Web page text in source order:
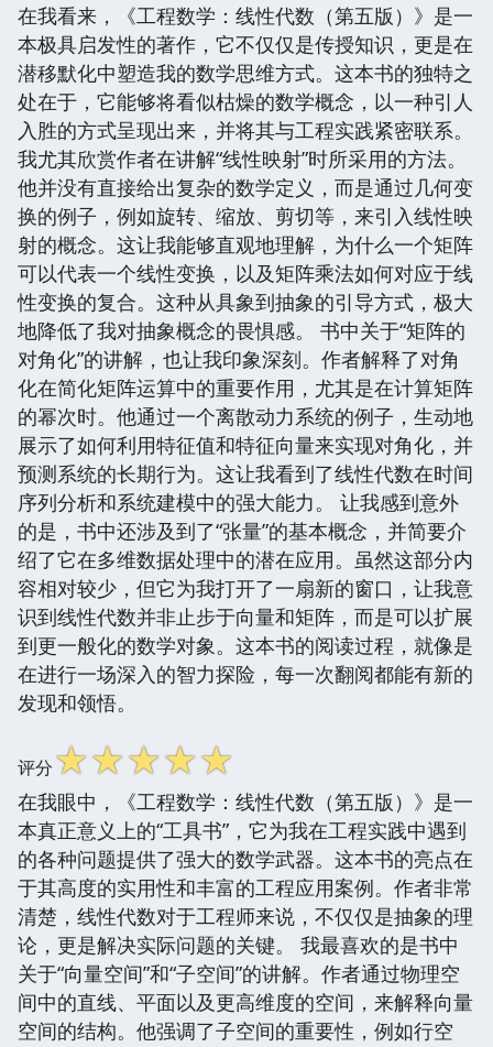
在我看来，《工程数学：线性代数（第五版）》是一
本极具启发性的著作，它不仅仅是传授知识，更是在
潜移默化中塑造我的数学思维方式。这本书的独特之
处在于，它能够将看似枯燥的数学概念，以一种引人
入胜的方式呈现出来，并将其与工程实践紧密联系。
我尤其欣赏作者在讲解“线性映射”时所采用的方法。
他并没有直接给出复杂的数学定义，而是通过几何变
换的例子，例如旋转、缩放、剪切等，来引入线性映
射的概念。这让我能够直观地理解，为什么一个矩阵
可以代表一个线性变换，以及矩阵乘法如何对应于线
性变换的复合。这种从具象到抽象的引导方式，极大
地降低了我对抽象概念的畏惧感。 书中关于“矩阵的
对角化”的讲解，也让我印象深刻。作者解释了对角
化在简化矩阵运算中的重要作用，尤其是在计算矩阵
的幂次时。他通过一个离散动力系统的例子，生动地
展示了如何利用特征值和特征向量来实现对角化，并
预测系统的长期行为。这让我看到了线性代数在时间
序列分析和系统建模中的强大能力。 让我感到意外
的是，书中还涉及到了“张量”的基本概念，并简要介
绍了它在多维数据处理中的潜在应用。虽然这部分内
容相对较少，但它为我打开了一扇新的窗口，让我意
识到线性代数并非止步于向量和矩阵，而是可以扩展
到更一般化的数学对象。这本书的阅读过程，就像是
在进行一场深入的智力探险，每一次翻阅都能有新的
发现和领悟。
评分☆☆☆☆☆
在我眼中，《工程数学：线性代数（第五版）》是一
本真正意义上的“工具书”，它为我在工程实践中遇到
的各种问题提供了强大的数学武器。这本书的亮点在
于其高度的实用性和丰富的工程应用案例。作者非常
清楚，线性代数对于工程师来说，不仅仅是抽象的理
论，更是解决实际问题的关键。 我最喜欢的是书中
关于“向量空间”和“子空间”的讲解。作者通过物理空
间中的直线、平面以及更高维度的空间，来解释向量
空间的结构。他强调了子空间的重要性，例如行空